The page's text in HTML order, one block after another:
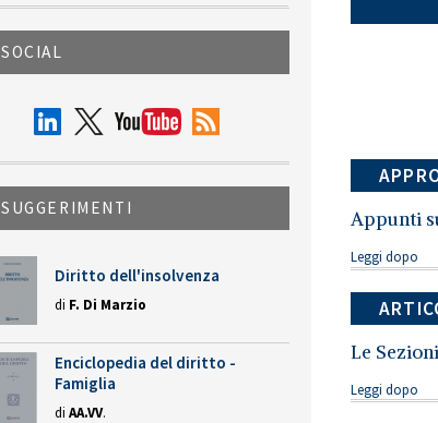
Appunti
Leggi dopo
Le
Leggi dopo
SOCIAL
SUGGERIMENTI
Diritto dell'insolvenza
di F. Di Marzio
Enciclopedia del diritto -
Famiglia
di AA.VV.